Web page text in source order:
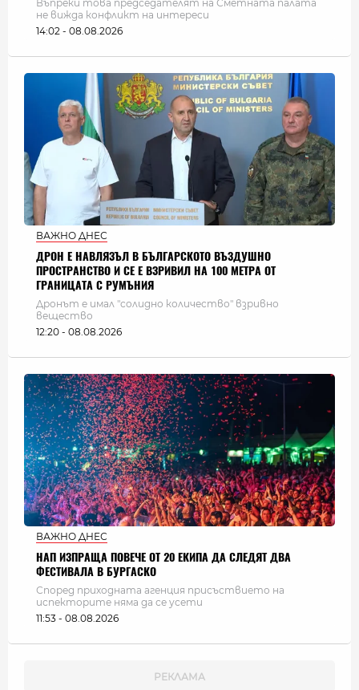
Въпреки това председателят на Сметната палата
не вижда конфликт на интереси
14:02 - 08.08.2026
ВАЖНО ДНЕС
ДРОН Е НАВЛЯЗЪЛ В БЪЛГАРСКОТО ВЪЗДУШНО
ПРОСТРАНСТВО И СЕ Е ВЗРИВИЛ НА 100 МЕТРА ОТ
ГРАНИЦАТА С РУМЪНИЯ
Дронът е имал "солидно количество" взривно
вещество
12:20 - 08.08.2026
ВАЖНО ДНЕС
НАП ИЗПРАЩА ПОВЕЧЕ ОТ 20 ЕКИПА ДА СЛЕДЯТ ДВА
ФЕСТИВАЛА В БУРГАСКО
Според приходната агенция присъствието на
испекторите няма да се усети
11:53 - 08.08.2026